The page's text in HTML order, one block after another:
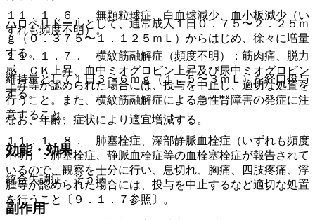
１１．１．６． 無顆粒球症、白血球減少、血小板減少（い
ずれも頻度不明）。
１１．１．７． 横紋筋融解症（頻度不明）：筋肉痛、脱力
感、ＣＫ上昇、血中ミオグロビン上昇及び尿中ミオグロビン
上昇等が認められた場合には、投与を中止し、適切な処置を
行うこと。また、横紋筋融解症による急性腎障害の発症に注
意すること。
１１．１．８． 肺塞栓症、深部静脈血栓症（いずれも頻度
不明）：肺塞栓症、静脈血栓症等の血栓塞栓症が報告されて
いるので、観察を十分に行い、息切れ、胸痛、四肢疼痛、浮
腫等が認められた場合には、投与を中止するなど適切な処置
を行うこと〔９．１．７参照〕。
ハロペリドールとして、通常成人１日０．７５〜２．２５ｍ
ｇ（０．３７５〜１．１２５ｍＬ）からはじめ、徐々に増量
する。
維持量として１日３〜６ｍｇ（１．５〜３ｍＬ）を経口投与
する。
なお、年齢、症状により適宜増減する。
効能・効果
統合失調症、そう病。
副作用